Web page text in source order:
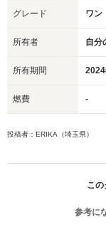
グレード ワン
所有者 自分
所有期間
燃費 -
投稿者：ERIKA（埼玉県）
こ
参考に